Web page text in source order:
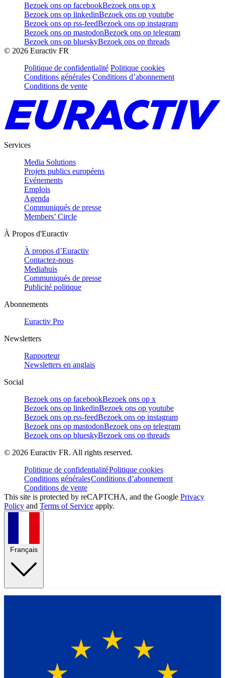
Bezoek ons op facebookBezoek ons op x
Bezoek ons op linkedinBezoek ons op youtube
Bezoek ons op rss-feedBezoek ons op instagram
Bezoek ons op mastodonBezoek ons op telegram
Bezoek ons op blueskyBezoek ons op threads
© 2026 Euractiv FR
Politique de confidentialité Politique cookies
Conditions générales Conditions d’abonnement
Conditions de vente
Services
Media Solutions
Projets publics européens
Evénements
Emplois
Agenda
Communiqués de presse
Members’ Circle
À Propos d'Euractiv
À propos d’Euractiv
Contactez-nous
Mediahuis
Communiqués de presse
Publicité politique
Abonnements
Euractiv Pro
Newsletters
Rapporteur
Newsletters en anglais
Social
Bezoek ons op facebookBezoek ons op x
Bezoek ons op linkedinBezoek ons op youtube
Bezoek ons op rss-feedBezoek ons op instagram
Bezoek ons op mastodonBezoek ons op telegram
Bezoek ons op blueskyBezoek ons op threads
© 2026 Euractiv FR. All rights reserved.
Politique de confidentialitéPolitique cookies
Conditions généralesConditions d’abonnement
Conditions de vente
This site is protected by reCAPTCHA, and the Google Privacy
Policy and Terms of Service apply.
Français